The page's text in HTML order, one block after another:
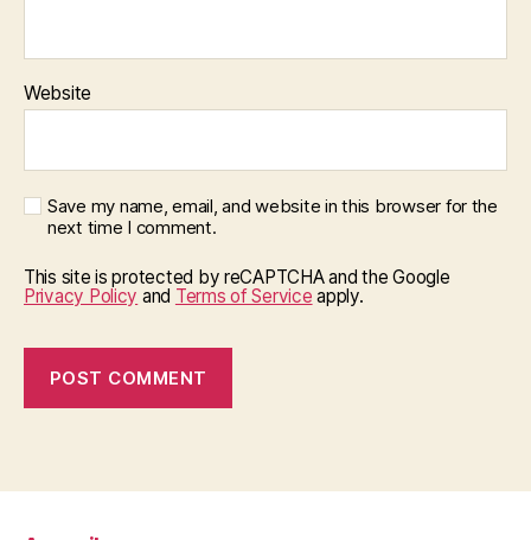
Website
Save my name, email, and website in this browser for the
next time I comment.
This site is protected by reCAPTCHA and the Google
Privacy Policy and Terms of Service apply.